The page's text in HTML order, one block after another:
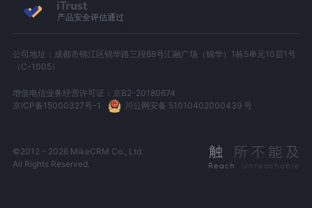
产品安全评估通过
公司地址：成都市锦江区锦华路三段88号汇融广场（锦华）1栋5单元10层1号
（C-1005）
增值电信业务经营许可证：京B2-20180674
京ICP备15000327号-1
川公网安备 51010402000439 号
©2012 - 2026 MikeCRM Co., Ltd.
All Rights Reserved.